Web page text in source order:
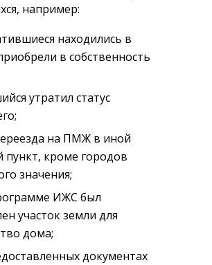
например:
находились в
в собственность
утратил статус
на ПМЖ в иной
пункт, кроме городов
значения;
ИЖС был
участок земли для
дома;
документах